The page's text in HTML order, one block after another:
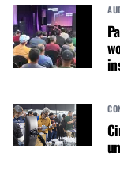
Três situações
Evento gratuito,
Spotify ou Deezer